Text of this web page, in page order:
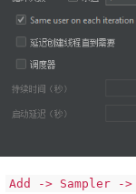
Add -> Sampler ->